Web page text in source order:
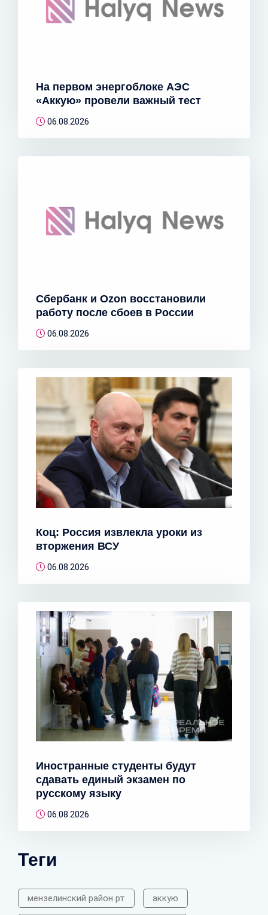
На первом энергоблоке АЭС
«Аккую» провели важный тест
06.08.2026
Сбербанк и Ozon восстановили
работу после сбоев в России
06.08.2026
Коц: Россия извлекла уроки из
вторжения ВСУ
06.08.2026
Иностранные студенты будут
сдавать единый экзамен по
русскому языку
06.08.2026
Теги
мензелинский район рт аккую